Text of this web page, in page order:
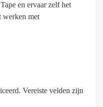
en ervaar zelf het
werken met
Vereiste velden zijn